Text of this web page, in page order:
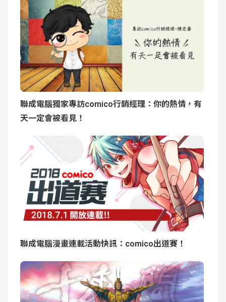
聯成電腦獨家專訪comico行銷經理：你的熱情，有
天一定會被看見！
聯成電腦漫畫連載活動快訊：comico出道賽！